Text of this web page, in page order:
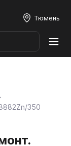
Тюмень
350